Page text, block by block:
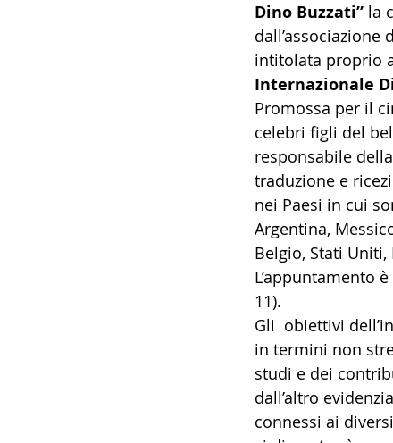
08 - ITALIANI IN
11 - ITALIANI
14 - IIC IST. ITALIANO
17 - ASSOCIAZIONI
20 - AMERICA 21 -
24 - ASIA 25 -
Dino Buzzati” la
dall’associazione
intitolata proprio
Internazionale
Promossa per il
celebri figli del
responsabile
traduzione e
nei Paesi in cui
Argentina,
Belgio, Stati
L’appuntamento
11).
Gli  obiettivi
in termini non
studi e dei
dall’altro
connessi ai